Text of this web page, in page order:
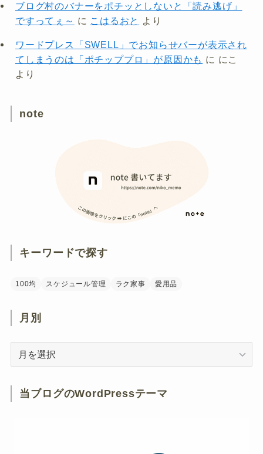
ブログ村のバナーをポチッとしないと「読み逃げ」
ですってぇ～ に こはるおと より
ワードプレス「SWELL」でお知らせバーが表示され
てしまうのは「ポチッププロ」が原因かも に にこ
より
note
キーワードで探す
100均 スケジュール管理 ラク家事 愛用品
月別
当ブログのWordPressテーマ